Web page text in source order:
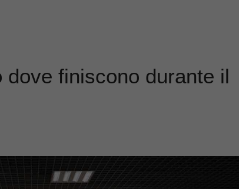
finiscono durante il